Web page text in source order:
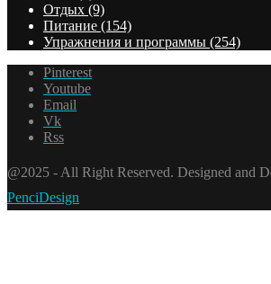
Отдых (9)
Питание (154)
Упражнения и программы (254)
Pinterest
Youtube
Email
Vk
Rss
@2025 - All Right Reserved. Designed and
PenciDesign